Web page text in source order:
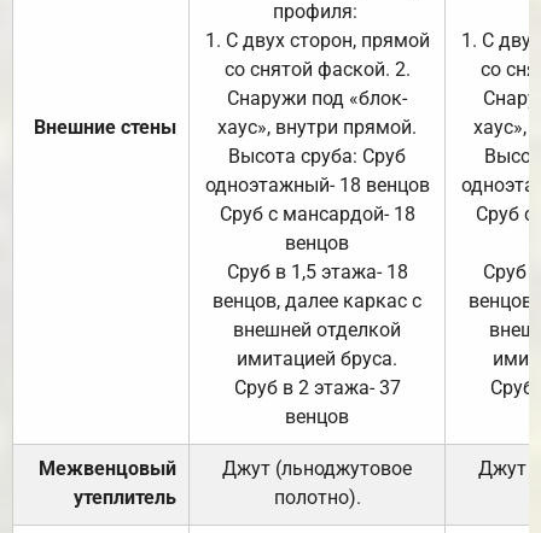
Внешние стены
профиля:
1. С двух сторон, прямой
со снятой фаской. 2.
Снаружи под «блок-
хаус», внутри прямой.
Высота сруба: Сруб
одноэтажный- 18 венцов
Сруб с мансардой- 18
венцов
Сруб в 1,5 этажа- 18
венцов, далее каркас с
внешней отделкой
имитацией бруса.
Сруб в 2 этажа- 37
венцов
1. С
со
хаус»,
Сруб с
Сруб
Сруб
Межвенцовый
утеплитель
Джут (льноджутовое
полотно).
Джут